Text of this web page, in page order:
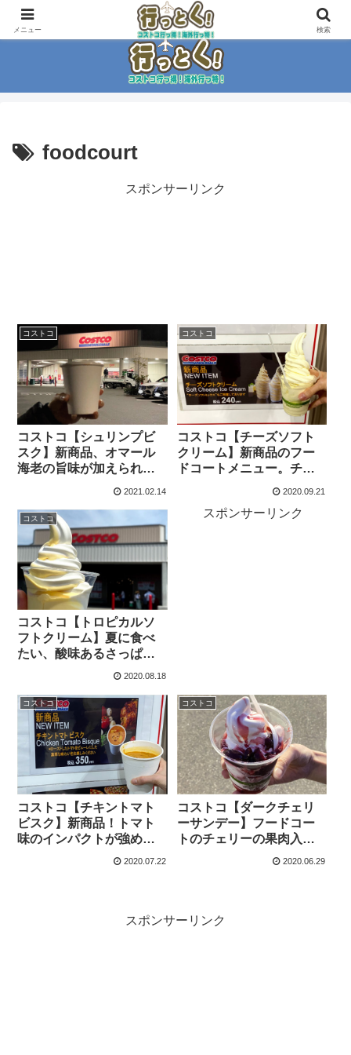
コストコ大好き家族がイチ押商品紹介！！
foodcourt
スポンサーリンク
コストコ
コストコ【シュリンプビ
スク】新商品、オマール
海老の旨味が加えられた
ーなビスクは、絶品で
す。
2021.02.14
コストコ
コストコ【チーズソフト
クリーム】新商品のフー
ドコートメニュー。チー
スメのソフトクリームで
2020.09.21
コストコ
コストコ【トロピカルソ
フトクリーム】夏に食べ
たい、酸味あるさっぱり
味のソフトクリームは、
2020.08.18
スポンサーリンク
コストコ
コストコ【チキントマト
ビスク】新商品！トマト
味のインパクトが強め
な、濃厚ビスクがおすす
2020.07.22
コストコ
コストコ【ダークチェリ
ーサンデー】フードコー
トのチェリーの果肉入り
ソフトクリームはぜひ食
2020.06.29
スポンサーリンク
メニュー 検索